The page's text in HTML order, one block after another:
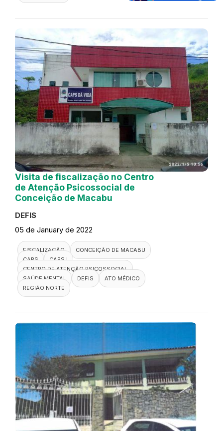
Visita de fiscalização no Centro
de Atenção Psicossocial de
Conceição de Macabu
DEFIS
05 de January de 2022
FISCALIZAÇÃO
CONCEIÇÃO DE MACABU
CAPS
CAPS I
CENTRO DE ATENÇÃO PSICOSSOCIAL
SAÚDE MENTAL
DEFIS
ATO MÉDICO
REGIÃO NORTE